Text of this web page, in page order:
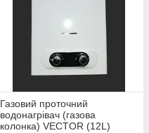
Газовий проточний
водонагрівач (газова
колонка) VECTOR (12L)